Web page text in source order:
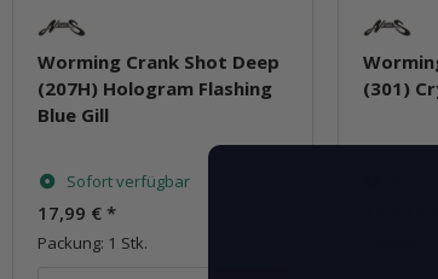
Worming Crank Shot Deep
(207H) Hologram Flashing
Blue Gill
Sofort verfügbar
17,99 € *
Packung: 1 Stk.
(301)